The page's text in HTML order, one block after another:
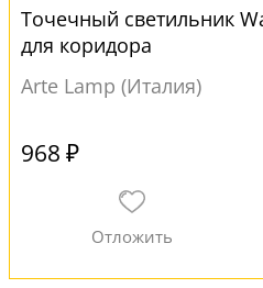
Точечный светильник
для коридора
Arte Lamp (Италия)
968 ₽